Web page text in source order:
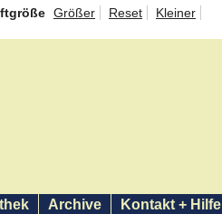
Größer Reset Kleiner
Archive Kontakt + Hilfe